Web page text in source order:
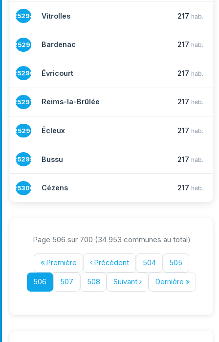
25294 Vitrolles 217 hab.
25295 Bardenac 217 hab.
25296 Évricourt 217 hab.
25297 Reims-la-Brûlée 217 hab.
25298 Écleux 217 hab.
25299 Bussu 217 hab.
25300 Cézens 217 hab.
Page 506 sur 700 (34 953 communes au total)
Première Précédent 504 505
506 507 508 Suivant Dernière